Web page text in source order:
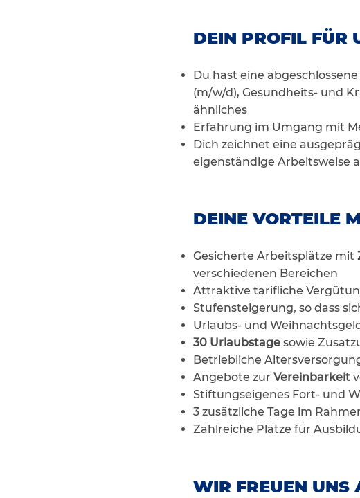
DEIN PROFIL FÜR
Du hast eine
(m/w/d), Gesundheits- und
ähnliches
Erfahrung im Umgang mit
Dich zeichnet eine
eigenständige Arbeitsweise
DEINE VORTEILE
Gesicherte Arbeitsplätze mit
verschiedenen Bereichen
Attraktive tarifliche
Stufensteigerung, so dass
Urlaubs- und
30 Urlaubstage sowie
Betriebliche
Angebote zur Vereinbarkeit
Stiftungseigenes Fort- und
3 zusätzliche Tage im
Zahlreiche Plätze für
WIR FREUEN UNS